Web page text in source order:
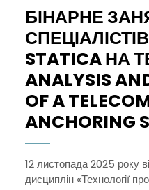
БІНАРНЕ
STATICA НА
ANALYSIS
OF A
ANCHORING
12 листопада 2025 року відбулося бінарне заняття з
дисциплін «Технології